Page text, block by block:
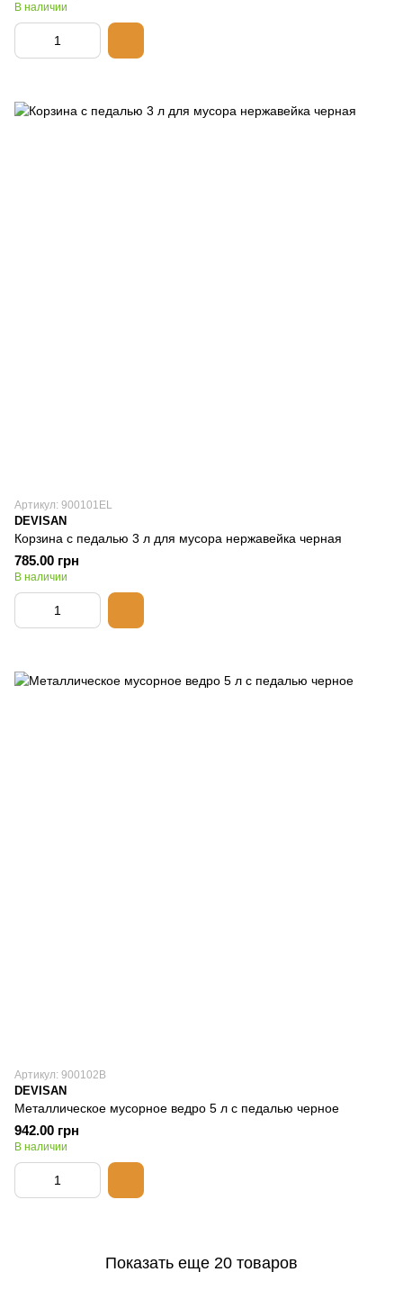
В наличии
Артикул: 900101EL
DEVISAN
Корзина с педалью 3 л для мусора нержавейка черная
785.00 грн
В наличии
Артикул: 900102В
DEVISAN
Металлическое мусорное ведро 5 л с педалью черное
942.00 грн
В наличии
Показать еще 20 товаров